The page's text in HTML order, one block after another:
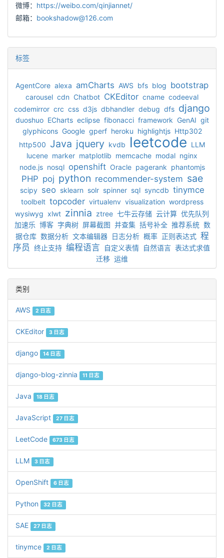
微博： https://weibo.com/qinjiannet/
邮箱： bookshadow@126.com
标签
AgentCore alexa amCharts AWS bfs blog bootstrap
carousel cdn Chatbot CKEditor cname codeeval
codemirror crc css d3js dbhandler debug dfs django
duoshuo ECharts eclipse fibonacci framework GenAI git
glyphicons Google gperf heroku highlightjs Http302
http500 Java jquery kvdb leetcode LLM
lucene marker matplotlib memcache modal nginx
node.js nosql openshift Oracle pagerank phantomjs
PHP poj python recommender-system sae
scipy seo sklearn solr spinner sql syncdb tinymce
toolbelt topcoder virtualenv visualization wordpress
wysiwyg xlwt zinnia ztree 七牛云存储 云计算 优先队列
加速乐 博客 字典树 屏幕截图 并查集 括号补全 推荐系统 数
据仓库 数据分析 文本编辑器 日志分析 概率 正则表达式 程
序员 终止支持 编程语言 自定义表情 自然语言 表达式求值
迁移 运维
类别
AWS 2 日志
CKEditor 3 日志
django 14 日志
django-blog-zinnia 11 日志
Java 18 日志
JavaScript 27 日志
LeetCode 673 日志
LLM 3 日志
OpenShift 6 日志
Python 32 日志
SAE 27 日志
tinymce 2 日志